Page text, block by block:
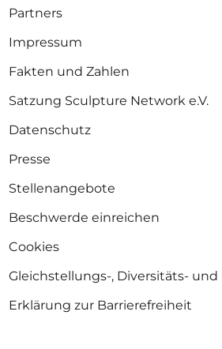
Partners
Impressum
Fakten und Zahlen
Satzung Sculpture Network e.V.
Datenschutz
Presse
Stellenangebote
Beschwerde einreichen
Cookies
Gleichstellungs-, Diversitäts-
Erklärung zur Barrierefreiheit